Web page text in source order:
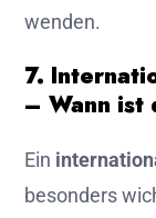
wenden.
7.
– Wann ist
Ein
besonders